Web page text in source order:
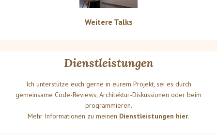
Weitere Talks
Dienstleistungen
Ich unterstütze euch gerne in eurem Projekt, sei es durch
gemeinsame Code-Reviews, Architektur-Diskussionen oder beim
programmieren.
Mehr Informationen zu meinen Dienstleistungen hier.